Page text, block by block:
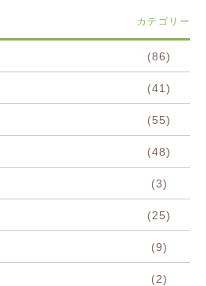
カテゴリー
(86)
(41)
(55)
(48)
(3)
(25)
(9)
(2)